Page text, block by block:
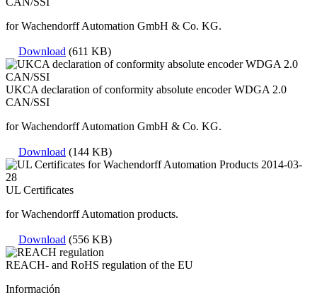
for Wachendorff Automation GmbH & Co. KG.
Download (611 KB)
UKCA declaration of conformity absolute encoder WDGA 2.0
CAN/SSI
for Wachendorff Automation GmbH & Co. KG.
Download (144 KB)
UL Certificates
for Wachendorff Automation products.
Download (556 KB)
REACH- and RoHS regulation of the EU
Información